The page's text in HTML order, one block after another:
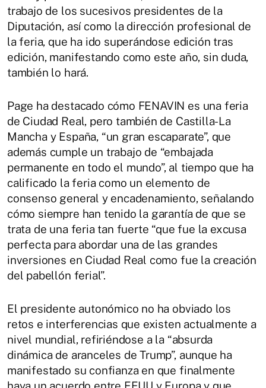
trabajo de los sucesivos presidentes de la
Diputación, así como la dirección profesional de
la feria, que ha ido superándose edición tras
edición, manifestando como este año, sin duda,
también lo hará.
Page ha destacado cómo FENAVIN es una feria
de Ciudad Real, pero también de Castilla-La
Mancha y España, “un gran escaparate”, que
además cumple un trabajo de “embajada
permanente en todo el mundo”, al tiempo que ha
calificado la feria como un elemento de
consenso general y encadenamiento, señalando
cómo siempre han tenido la garantía de que se
trata de una feria tan fuerte “que fue la excusa
perfecta para abordar una de las grandes
inversiones en Ciudad Real como fue la creación
del pabellón ferial”.
El presidente autonómico no ha obviado los
retos e interferencias que existen actualmente a
nivel mundial, refiriéndose a la “absurda
dinámica de aranceles de Trump”, aunque ha
manifestado su confianza en que finalmente